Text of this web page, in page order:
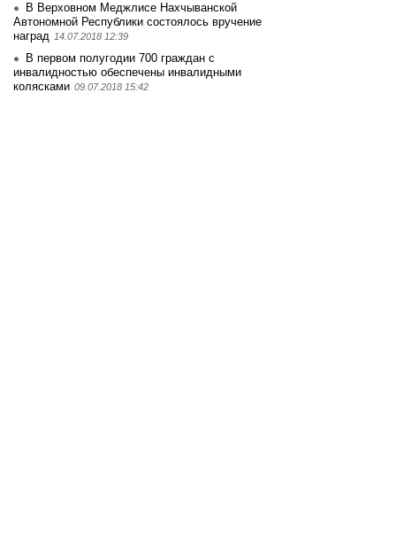
В Верховном Меджлисе Нахчыванской
Автономной Республики состоялось вручение
наград 14.07.2018 12:39
В первом полугодии 700 граждан с
инвалидностью обеспечены инвалидными
колясками 09.07.2018 15:42